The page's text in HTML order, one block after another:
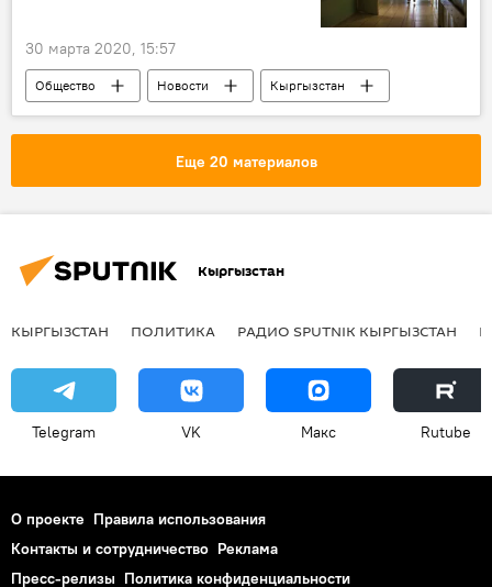
30 марта 2020, 15:57
Общество Новости
Кыргызстан
Коронавирус проник в Кыргызстан
Коронавирус - 2020
коронавирус
Кубатбек Боронов
иностранец
Еще 20 материалов
Кыргызстан
КЫРГЫЗСТАН ПОЛИТИКА РАДИО SPUTNIK КЫРГЫЗСТАН
Telegram VK Макс Rutube
О проекте Правила использования
Контакты и сотрудничество Реклама
Пресс-релизы Политика конфиденциальности